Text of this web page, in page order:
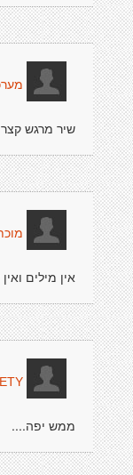
שיר מרגש קצר
אין מילים
ממש יפה....